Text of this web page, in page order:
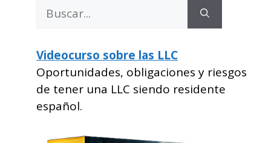
Buscar:
Videocurso sobre las LLC
Oportunidades, obligaciones y riesgos
de tener una LLC siendo residente
español.